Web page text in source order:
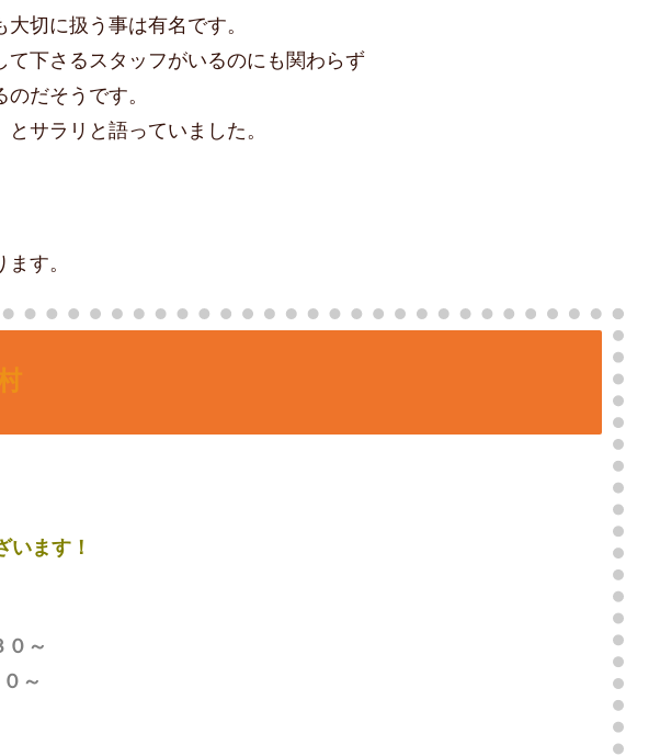
切に扱う事は有名です。
下さるスタッフがいるのにも関わらず
だそうです。
サラリと語っていました。
す。
います！
～
～